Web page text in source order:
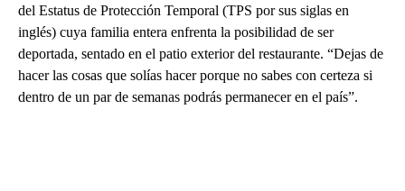
del Estatus de Protección Temporal (TPS por sus siglas en
inglés) cuya familia entera enfrenta la posibilidad de ser
deportada, sentado en el patio exterior del restaurante. “Dejas de
hacer las cosas que solías hacer porque no sabes con certeza si
dentro de un par de semanas podrás permanecer en el país”.